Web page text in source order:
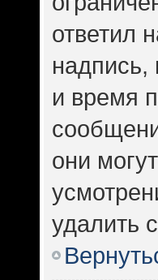
ответил
надпись,
и время
они
удалить